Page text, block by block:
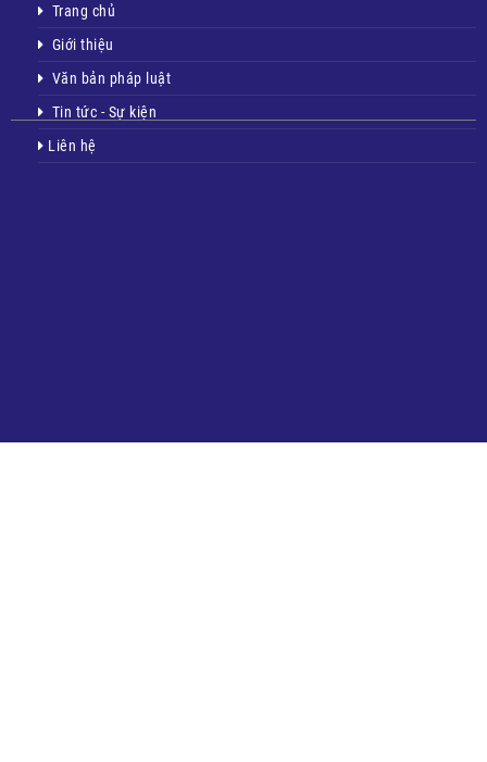
Trang chủ
Giới thiệu
Văn bản pháp luật
Tin tức - Sự kiện
Liên hệ